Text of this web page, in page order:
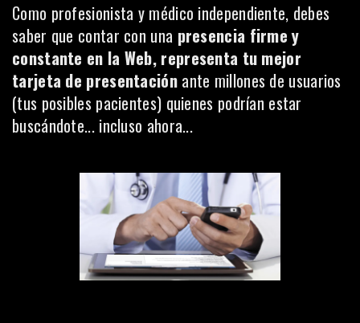
Como profesionista y médico independiente, debes
saber que contar con una presencia firme y
constante en la Web, representa tu mejor
tarjeta de presentaciónante millones de usuarios
(tus posibles pacientes) quienes podrían estar
buscándote... incluso ahora...